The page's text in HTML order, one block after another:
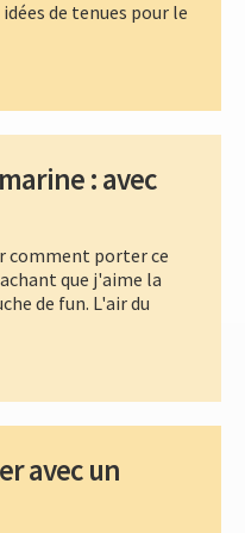
de tenues pour le
: avec
comment porter ce
que j'aime la
de fun. L'air du
avec un